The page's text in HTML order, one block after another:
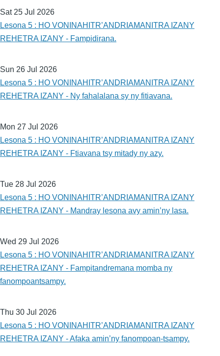
Sat 25 Jul 2026
Lesona 5 : HO VONINAHITR’ANDRIAMANITRA IZANY
REHETRA IZANY - Fampidirana.
Sun 26 Jul 2026
Lesona 5 : HO VONINAHITR’ANDRIAMANITRA IZANY
REHETRA IZANY - Ny fahalalana sy ny fitiavana.
Mon 27 Jul 2026
Lesona 5 : HO VONINAHITR’ANDRIAMANITRA IZANY
REHETRA IZANY - Ftiavana tsy mitady ny azy.
Tue 28 Jul 2026
Lesona 5 : HO VONINAHITR’ANDRIAMANITRA IZANY
REHETRA IZANY - Mandray lesona avy amin’ny lasa.
Wed 29 Jul 2026
Lesona 5 : HO VONINAHITR’ANDRIAMANITRA IZANY
REHETRA IZANY - Fampitandremana momba ny
fanompoantsampy.
Thu 30 Jul 2026
Lesona 5 : HO VONINAHITR’ANDRIAMANITRA IZANY
REHETRA IZANY - Afaka amin’ny fanompoan-tsampy.